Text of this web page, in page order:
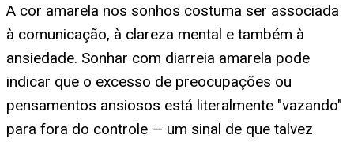
A cor amarela nos sonhos costuma ser associada
à comunicação, à clareza mental e também à
ansiedade. Sonhar com diarreia amarela pode
indicar que o excesso de preocupações ou
pensamentos ansiosos está literalmente "vazando"
para fora do controle — um sinal de que talvez